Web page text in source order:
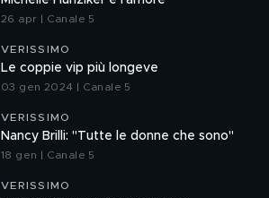
26 apr | Canale 5
VERISSIMO
Le coppie vip più longeve
03 gen 2024 | Canale 5
VERISSIMO
Nancy Brilli: "Tutte le donne che sono"
18 gen | Canale 5
VERISSIMO